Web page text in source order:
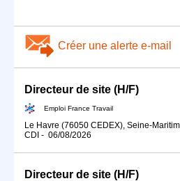
Créer une alerte e-mail
Directeur de site (H/F)
Emploi France Travail
Le Havre (76050 CEDEX), Seine-
CDI - 06/08/2026
Directeur de site (H/F)